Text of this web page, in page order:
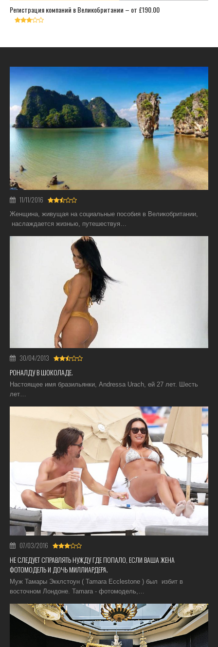
Регистрация компаний в Великобритании – от £190.00
11/11/2016
Женщина, живущая на социальные пособия в Великобритании,
наслаждается жизнью, путешествуя…
30/04/2013
РОНАЛДУ В ШОКОЛАДЕ.
Настоящее имя бразильянки, Andressa Urach, ей 27 лет. Шесть
лет…
07/03/2016
НЕ СЛЕДУЕТ СПРАВЛЯТЬ НУЖДУ ГДЕ ПОПАЛО, ЕСЛИ ВАША ЖЕНА
ФОТОМОДЕЛЬ И ДОЧЬ МИЛЛИАРДЕРА.
Муж Тамары Экклстоун ( Tamara Ecclestone ) был избит в
восточном Лондоне. Tamara - фотомодель,…